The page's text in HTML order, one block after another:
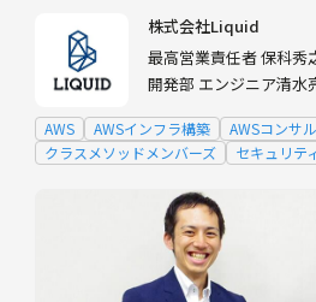
株式会社Liquid
最高営業責任者 保科秀
開発部 エンジニア清水
AWS AWSインフラ構築
AWSコンサ
クラスメソッドメンバーズ
セキュリテ